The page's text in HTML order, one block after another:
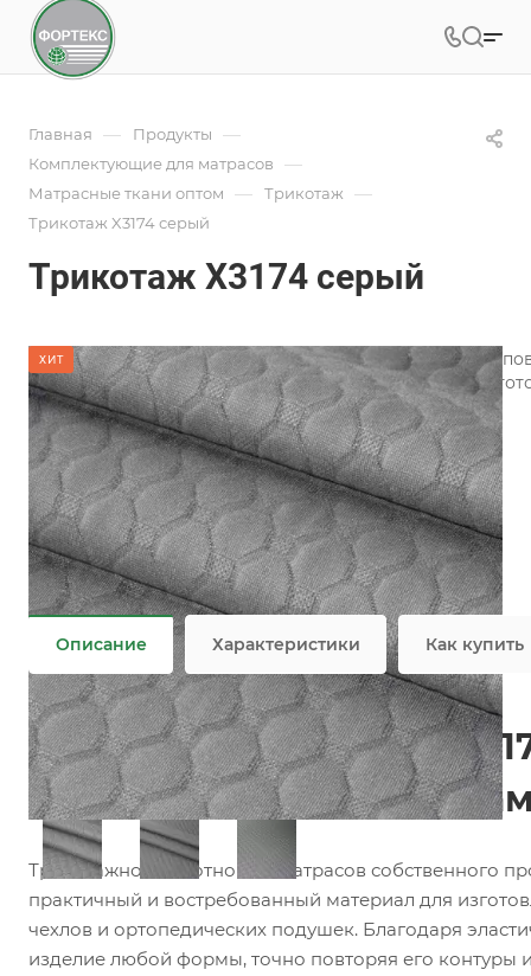
Главная — Продукты —
Комплектующие для матрасов —
Матрасные ткани оптом — Трикотаж —
Трикотаж X3174 серый
Трикотаж X3174 серый
ХИТ
Трикотаж для матрасов является одним из лучших
широкий ассортимент трикотажного полотна для
Подробности
Характеристики
Коллекция—
Геометрия
Состав— 100% PES
Плотность— 200 гр/м2, 230 гр/м2, 300 гр/м2
Все характеристики
Описание Характеристики Как купить
Матрасный трикотаж
матрасов, топперов и
Трикотажное полотно для матрасов собственного
практичный и востребованный материал для
чехлов и ортопедических подушек. Благодаря
изделие любой формы, точно повторяя его контуры